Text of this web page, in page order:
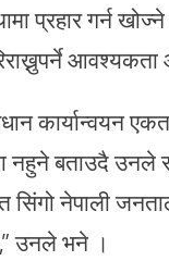
प्रहार गर्न
कार्यान्वयन
नहुने बताउदै उनले
सिंगो नेपाली
उनले भने ।